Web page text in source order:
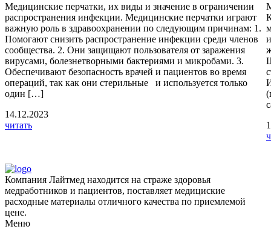
с
80
х
200
см,
"SMS"
Стандарт
,
"UNITE"
Медицинские перчатки, их виды и значение в ограничении
распространения инфекции. Медицинские перчатки играют
важную роль в здравоохранении по следующим причинам: 1.
Помогают снизить распространение инфекции среди членов
сообщества. 2. Они защищают пользователя от заражения
вирусами, болезнетворными бактериями и микробами. 3.
Обеспечивают безопасность врачей и пациентов во время
операций, так как они стерильные и используется только
один […]
14.12.2023
читать
Компания Лайтмед находится на страже здоровья
медработников и пациентов, поставляет медициские
расходные материалы отличного качества по приемлемой
цене.
Меню